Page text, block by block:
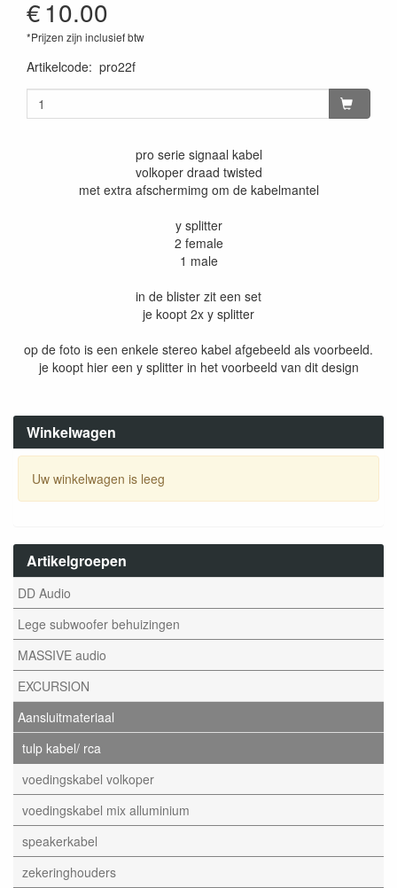
Winkelwagen
Uw winkelwagen is leeg
Artikelgroepen
DD Audio
Lege subwoofer behuizingen
MASSIVE audio
EXCURSION
Aansluitmateriaal
tulp kabel/ rca
voedingskabel volkoper
voedingskabel mix alluminium
speakerkabel
zekeringhouders
€10.00
*Prijzen zijn inclusief btw
Artikelcode: pro22f
pro serie signaal kabel
volkoper draad twisted
met extra afschermimg om de kabelmantel
y splitter
2 female
1 male
in de blister zit een set
je koopt 2x y splitter
op de foto is een enkele stereo kabel afgebeeld als voorbeeld.
je koopt hier een y splitter in het voorbeeld van dit design